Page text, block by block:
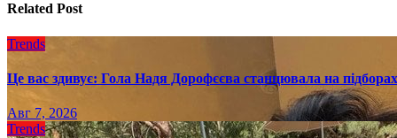
Related Post
Trends
Це вас здивує: Гола Надя Дорофєєва станцювала на
Авг 7, 2026
Trends